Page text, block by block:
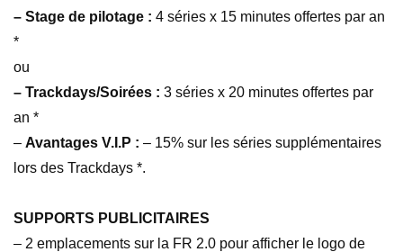
– Stage de pilotage : 4 séries x 15 minutes offertes par an
*
ou
– Trackdays/Soirées : 3 séries x 20 minutes offertes par
an *
– Avantages V.I.P : – 15% sur les séries supplémentaires
lors des Trackdays *.
SUPPORTS PUBLICITAIRES
– 2 emplacements sur la FR 2.0 pour afficher le logo de